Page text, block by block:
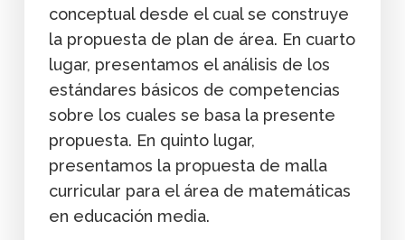
conceptual desde el cual se construye
la propuesta de plan de área. En cuarto
lugar, presentamos el análisis de los
estándares básicos de competencias
sobre los cuales se basa la presente
propuesta. En quinto lugar,
presentamos la propuesta de malla
curricular para el área de matemáticas
en educación media.